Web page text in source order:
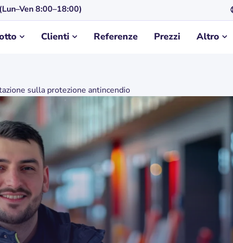
8:00–18:00)
Clienti Referenze Prezzi Altro
sulla protezione antincendio